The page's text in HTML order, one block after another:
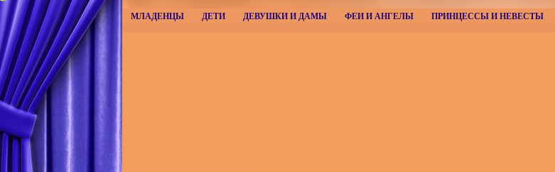
МЛАДЕНЦЫ ДЕТИ ДЕВУШКИ И ДАМЫ ФЕИ И АНГЕЛЫ ПРИНЦЕССЫ И НЕВЕСТЫ